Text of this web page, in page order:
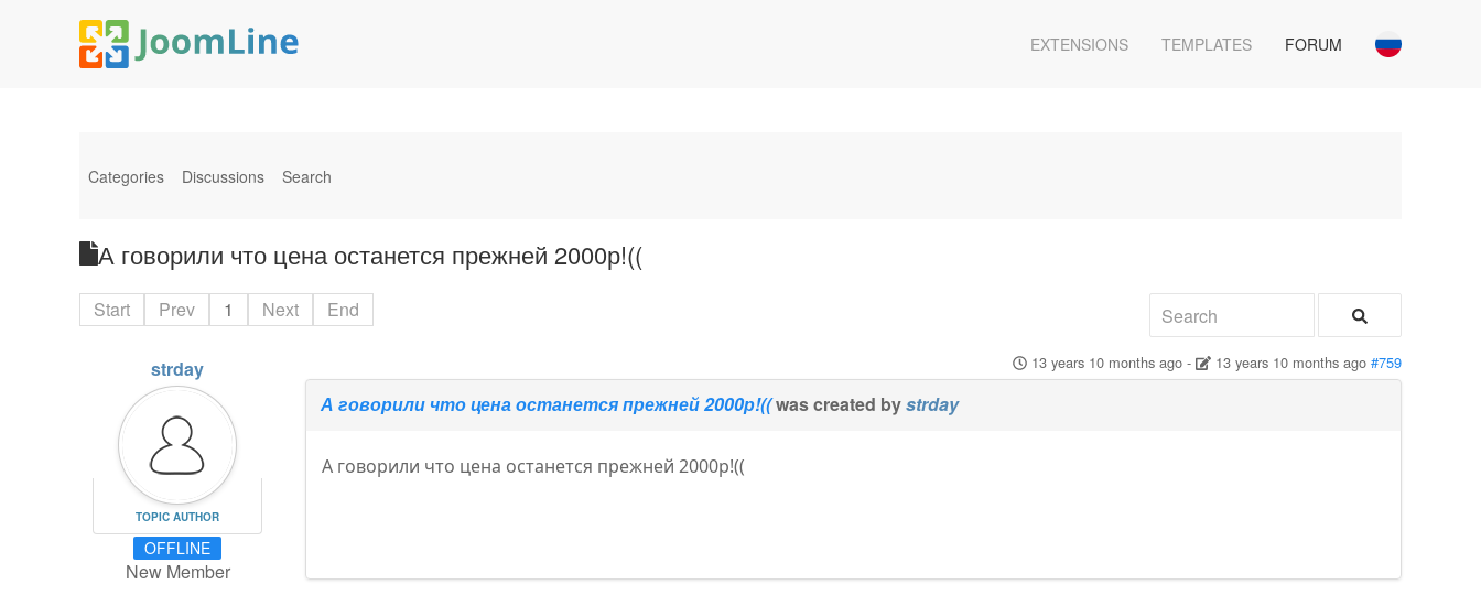
EXTENSIONS TEMPLATES FORUM
Categories Discussions Search
А говорили что цена останется прежней 2000р!((
Start Prev 1 Next End
strday
TOPIC AUTHOR
OFFLINE
New Member
13 years 10 months ago- 13 years 10 months ago #759
А говорили что цена останется прежней 2000р!((was created bystrday
А говорили что цена останется прежней 2000р!((